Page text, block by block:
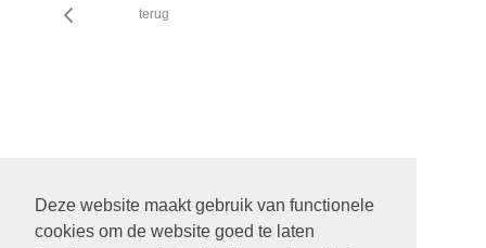
Deze website maakt gebruik van functionele
cookies om de website goed te laten
terug